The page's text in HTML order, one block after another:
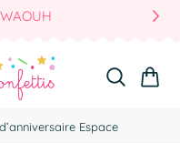
Panier
Espace